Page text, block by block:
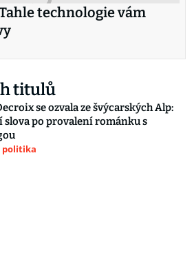
technologie vám
titulů
se ozvala ze švýcarských Alp:
slova po provalení románku s
politika